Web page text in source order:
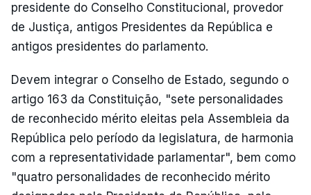
presidente do Conselho Constitucional, provedor
de Justiça, antigos Presidentes da República e
antigos presidentes do parlamento.
Devem integrar o Conselho de Estado, segundo o
artigo 163 da Constituição, "sete personalidades
de reconhecido mérito eleitas pela Assembleia da
República pelo período da legislatura, de harmonia
com a representatividade parlamentar", bem como
"quatro personalidades de reconhecido mérito